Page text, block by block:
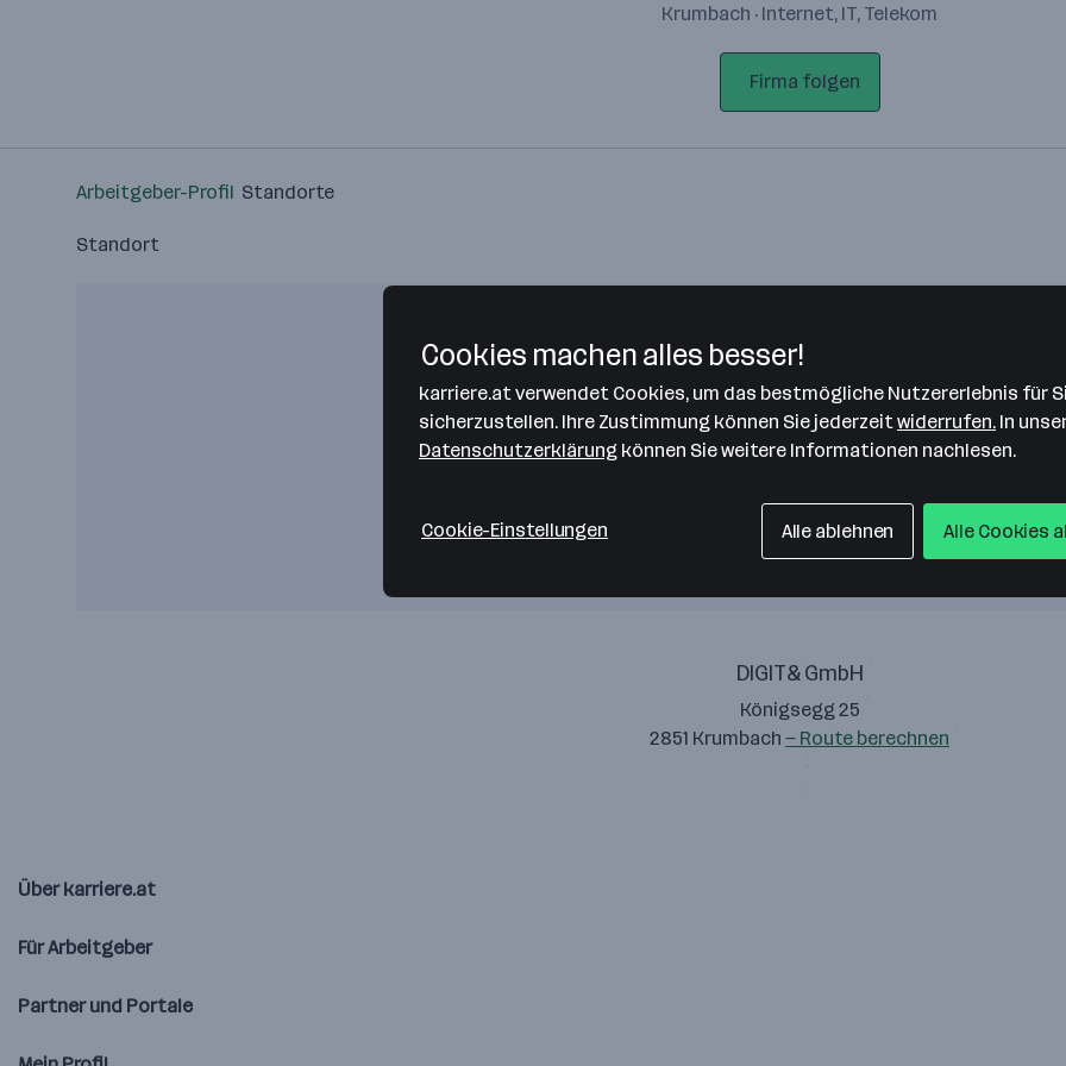
Krumbach · Internet, IT, Telekom
Firma folgen
Arbeitgeber-Profil Standorte
Standort
Bitte stimme unseren Cookie-
Richtlinien zu, um diese Karte
anzuzeigen.
Zustimmung geben
DIGIT& GmbH
Königsegg 25
2851 Krumbach — Route berechnen
Über karriere.at
Für Arbeitgeber
Partner und Portale
Cookies machen alles besser!
karriere.at verwendet Cookies, um das bestmögliche Nutzererlebnis für
sicherzustellen. Ihre Zustimmung können Sie jederzeit widerrufen. In
Datenschutzerklärung können Sie weitere Informationen nachlesen.
Cookie-Einstellungen Alle ablehnen Alle Cookies